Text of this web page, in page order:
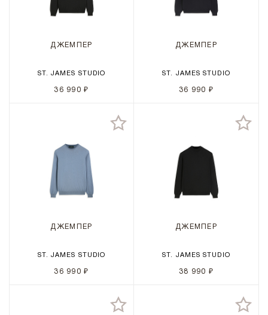
ДЖЕМПЕР
ST. JAMES STUDIO
36 990 ₽
ДЖЕМПЕР
ST. JAMES STUDIO
36 990 ₽
ДЖЕМПЕР
ST. JAMES STUDIO
36 990 ₽
ДЖЕМПЕР
ST. JAMES STUDIO
38 990 ₽